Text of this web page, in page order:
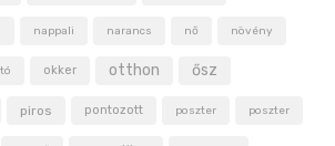
nappali narancs nő növény
okker otthon ősz
piros pontozott poszter poszter